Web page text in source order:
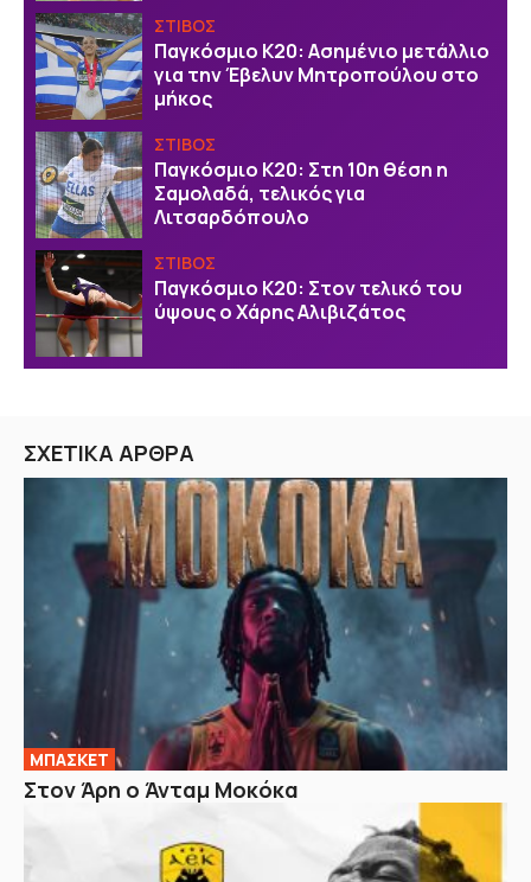
ΣΤΙΒΟΣ
Παγκόσμιο Κ20: Ασημένιο μετάλλιο
για την Έβελυν Μητροπούλου στο
μήκος
ΣΤΙΒΟΣ
Παγκόσμιο Κ20: Στη 10η θέση η
Σαμολαδά, τελικός για
Λιτσαρδόπουλο
ΣΤΙΒΟΣ
Παγκόσμιο Κ20: Στον τελικό του
ύψους ο Χάρης Αλιβιζάτος
ΣΧΕΤΙΚΑ ΑΡΘΡΑ
ΜΠΑΣΚΕΤ
Στον Άρη ο Άνταμ Μοκόκα